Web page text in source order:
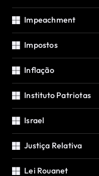
Impeachment
Impostos
Inflação
Instituto Patriotas
Israel
Justiça Relativa
Lei Rouanet